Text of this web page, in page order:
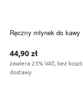
Ręczny młynek do kawy
44,90 zł
zawiera 23% VAT, bez
dostawy